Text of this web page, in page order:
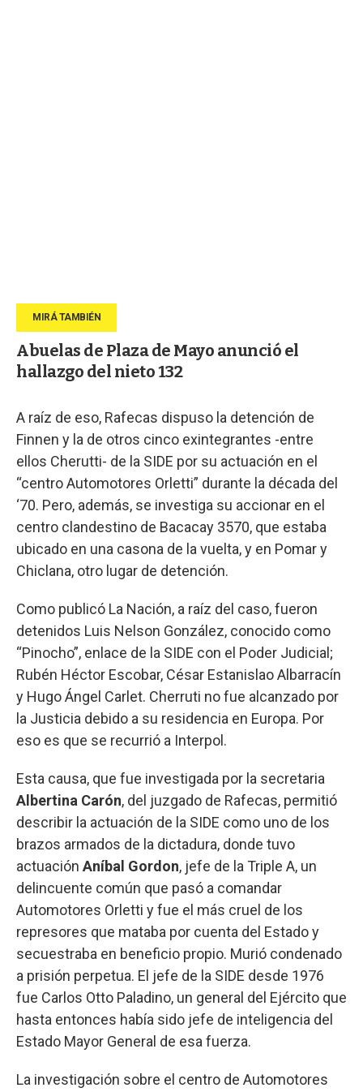
Abuelas de Plaza de Mayo anunció el
hallazgo del nieto 132
A raíz de eso, Rafecas dispuso la detención de
Finnen y la de otros cinco exintegrantes -entre
ellos Cherutti- de la SIDE por su actuación en el
“centro Automotores Orletti” durante la década del
‘70. Pero, además, se investiga su accionar en el
centro clandestino de Bacacay 3570, que estaba
ubicado en una casona de la vuelta, y en Pomar y
Chiclana, otro lugar de detención.
Como publicó La Nación, a raíz del caso, fueron
detenidos Luis Nelson González, conocido como
“Pinocho”, enlace de la SIDE con el Poder Judicial;
Rubén Héctor Escobar, César Estanislao Albarracín
y Hugo Ángel Carlet. Cherruti no fue alcanzado por
la Justicia debido a su residencia en Europa. Por
eso es que se recurrió a Interpol.
Esta causa, que fue investigada por la secretaria
Albertina Carón, del juzgado de Rafecas, permitió
describir la actuación de la SIDE como uno de los
brazos armados de la dictadura, donde tuvo
actuación Aníbal Gordon, jefe de la Triple A, un
delincuente común que pasó a comandar
Automotores Orletti y fue el más cruel de los
represores que mataba por cuenta del Estado y
secuestraba en beneficio propio. Murió condenado
a prisión perpetua. El jefe de la SIDE desde 1976
fue Carlos Otto Paladino, un general del Ejército que
hasta entonces había sido jefe de inteligencia del
Estado Mayor General de esa fuerza.
La investigación sobre el centro de Automotores